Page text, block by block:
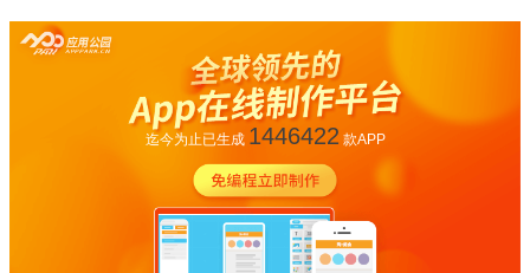
迄今为止已生成 1446422 款APP